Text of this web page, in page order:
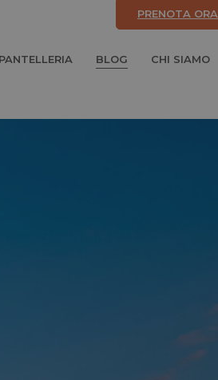
BLOG CHI SIAMO
PRENOTA ORA